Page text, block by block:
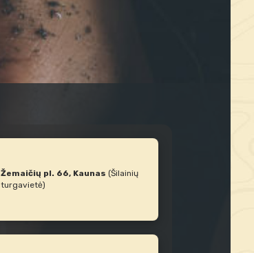
Žemaičių pl. 66, Kaunas (Šilainių
turgavietė)